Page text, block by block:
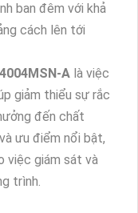
ban đêm với khả
cách lên tới
A là việc
giảm thiểu sự rắc
đến chất
ưu điểm nổi bật,
việc giám sát và
trình.